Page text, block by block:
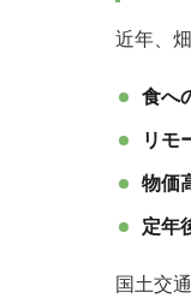
近年、
食へ
リモ
物価
定年
国土交